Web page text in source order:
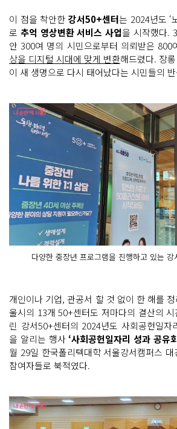
이 점을 착안한 강서50+센터는 2024년도 ‘
로 추억 영상변환 서비스 사업을 시작했다.
안 300여 명의 시민으로부터 의뢰받은 800
상을 디지털 시대에 맞게 변환해드렸다. 장
이 새 생명으로 다시 태어났다는 시민들의
다양한 중장년 프로그램을 진행하고 있는
개인이나 기업, 관공서 할 것 없이 한 해를
울시의 13개 50+센터도 저마다의 결산의
린 강서50+센터의 2024년도 사회공헌일자
을 알리는 행사 ‘사회공헌일자리 성과 공유
월 29일 한국폴리텍대학 서울강서캠퍼스
참여자들로 북적였다.